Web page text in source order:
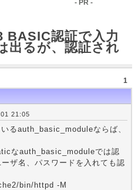
- PR -
BASIC認証で入力
出るが、認証され
1
21:05
るauth_basic_moduleならば、
なauth_basic_moduleでは認
ザ名、パスワードを入れても認
bin/httpd -M